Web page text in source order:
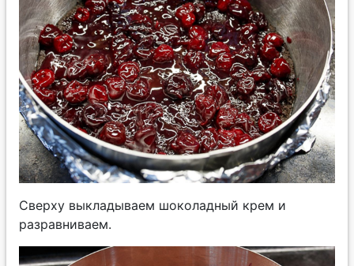
Сверху выкладываем шоколадный крем и
разравниваем.